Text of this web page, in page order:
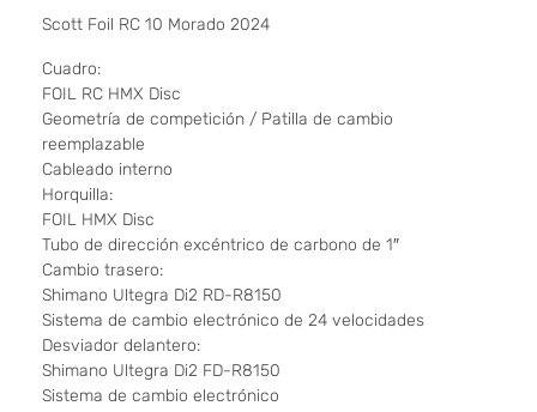
Scott Foil RC 10 Morado 2024
Cuadro:
FOIL RC HMX Disc
Geometría de competición / Patilla de cambio
reemplazable
Cableado interno
Horquilla:
FOIL HMX Disc
Tubo de dirección excéntrico de carbono de 1″
Cambio trasero:
Shimano Ultegra Di2 RD-R8150
Sistema de cambio electrónico de 24 velocidades
Desviador delantero:
Shimano Ultegra Di2 FD-R8150
Sistema de cambio electrónico